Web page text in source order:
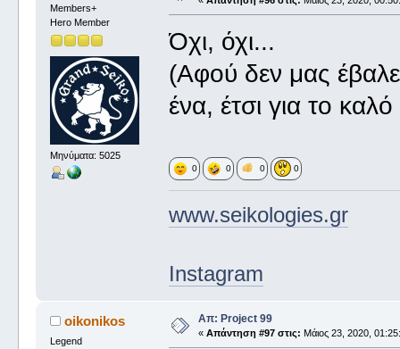
Members+
Hero Member
Μηνύματα: 5025
Όχι, όχι...
(Αφού δεν μας
ένα, έτσι για το καλό
0 0 0 0
www.seikologies.gr
Instagram
oikonikos
Legend
Απ: Project 99
« Απάντηση #97 στις: Μάιος 23, 2020,